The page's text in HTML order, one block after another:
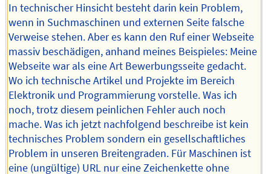
In technischer Hinsicht besteht darin kein Problem,
wenn in Suchmaschinen und externen Seite falsche
Verweise stehen. Aber es kann den Ruf einer Webseite
massiv beschädigen, anhand meines Beispieles: Meine
Webseite war als eine Art Bewerbungsseite gedacht.
Wo ich technische Artikel und Projekte im Bereich
Elektronik und Programmierung vorstelle. Was ich
noch, trotz diesem peinlichen Fehler auch noch
mache. Was ich jetzt nachfolgend beschreibe ist kein
technisches Problem sondern ein gesellschaftliches
Problem in unseren Breitengraden. Für Maschinen ist
eine (ungültige) URL nur eine Zeichenkette ohne